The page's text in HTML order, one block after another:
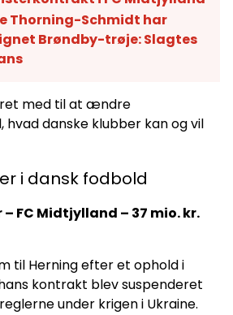
Thorning-Schmidt har
Brøndby-trøje: Slagtes
med til at ændre
danske klubber kan og vil
i dansk fodbold
– FC Midtjylland – 37 mio. kr.
til Herning efter et ophold i
kontrakt blev suspenderet
under krigen i Ukraine.